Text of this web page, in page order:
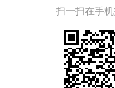
扫一扫在手